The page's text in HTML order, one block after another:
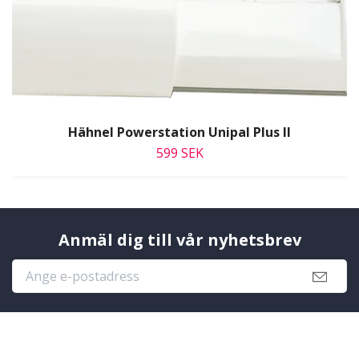
Hähnel Powerstation Unipal Plus II
599 SEK
Anmäl dig till vår nyhetsbrev